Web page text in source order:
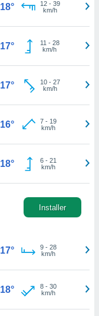
18° 12- 39
km/h
17° 11 - 28
km/h
17° 10- 27
km/h
16° 7- 19
km/h
18° 6- 21
km/h
Installer
17° 9- 28
km/h
18° 8- 30
km/h